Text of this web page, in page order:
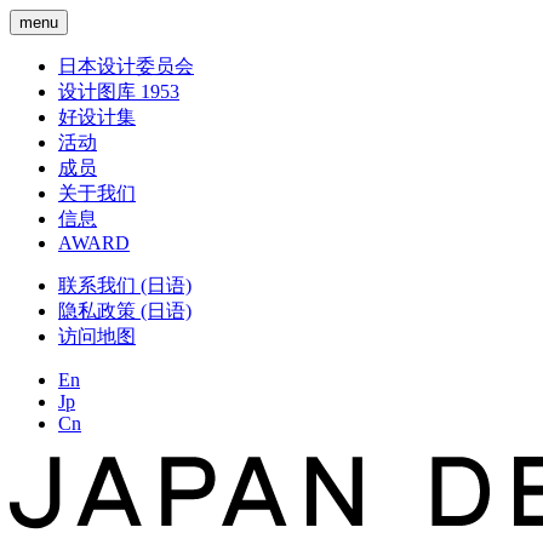
menu
日本设计委员会
设计图库 1953
好设计集
活动
成员
关于我们
信息
AWARD
联系我们 (日语)
隐私政策 (日语)
访问地图
En
Jp
Cn